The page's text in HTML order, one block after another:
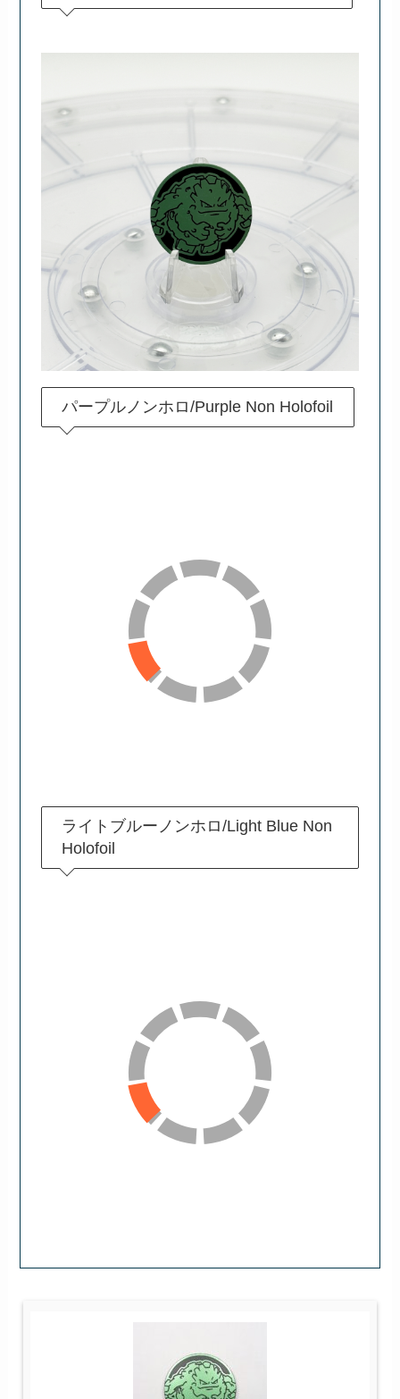
パープルノンホロ/Purple Non Holofoil
ライトブルーノンホロ/Light Blue Non
Holofoil